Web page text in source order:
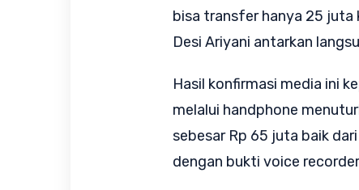
bisa transfer hanya 25 juta
Desi Ariyani antarkan
Hasil konfirmasi media ini
melalui handphone
sebesar Rp 65 juta baik
dengan bukti voice